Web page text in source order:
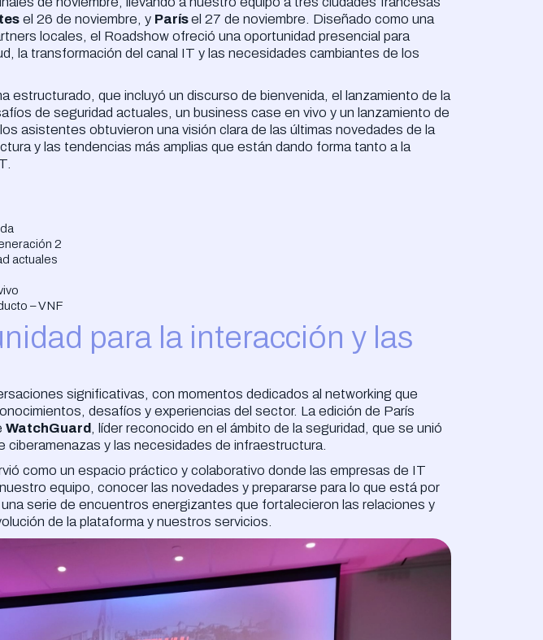
el 26 de noviembre, y Parísel 27 de noviembre. Diseñado como una
locales, el Roadshow ofreció una oportunidad presencial para
la transformación del canal IT y las necesidades cambiantes de los
estructurado, que incluyó un discurso de bienvenida, el lanzamiento de la
de seguridad actuales, un business case en vivo y un lanzamiento de
asistentes obtuvieron una visión clara de las últimas novedades de la
y las tendencias más amplias que están dando forma tanto a la
2
actuales
– VNF
para la interacción y las
significativas, con momentos dedicados al networking que
desafíos y experiencias del sector. La edición de París
WatchGuard , líder reconocido en el ámbito de la seguridad, que se unió
ciberamenazas y las necesidades de infraestructura.
como un espacio práctico y colaborativo donde las empresas de IT
equipo, conocer las novedades y prepararse para lo que está por
serie de encuentros energizantes que fortalecieron las relaciones y
de la plataforma y nuestros servicios.